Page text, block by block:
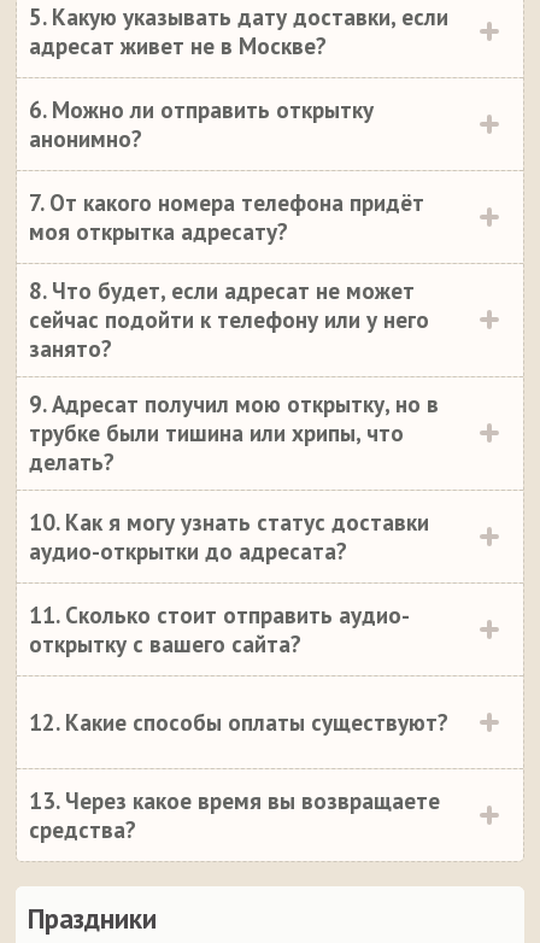
Праздники
5. Какую указывать дату доставки, если
адресат живет не в Москве?
6. Можно ли отправить открытку
анонимно?
7. От какого номера телефона придёт
моя открытка адресату?
8. Что будет, если адресат не может
сейчас подойти к телефону или у него
занято?
9. Адресат получил мою открытку, но в
трубке были тишина или хрипы, что
делать?
10. Как я могу узнать статус доставки
аудио-открытки до адресата?
11. Сколько стоит отправить аудио-
открытку с вашего сайта?
12. Какие способы оплаты существуют?
13. Через какое время вы возвращаете
средства?